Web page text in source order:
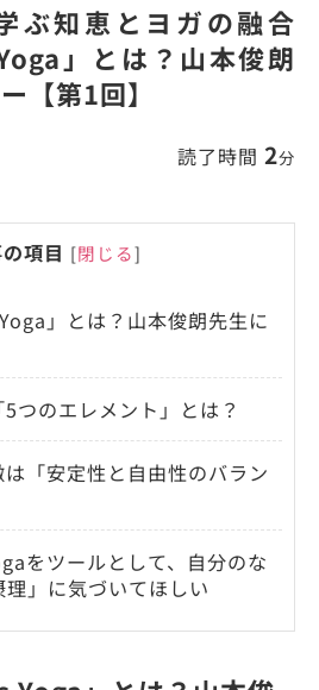
ぶ知恵とヨガの融合
」とは？山本俊朗
【第1回】
読了時間 2分
項目 [閉じる]
」とは？山本俊朗先生に
つのエレメント」とは？
「安定性と自由性のバラン
をツールとして、自分のな
」に気づいてほしい